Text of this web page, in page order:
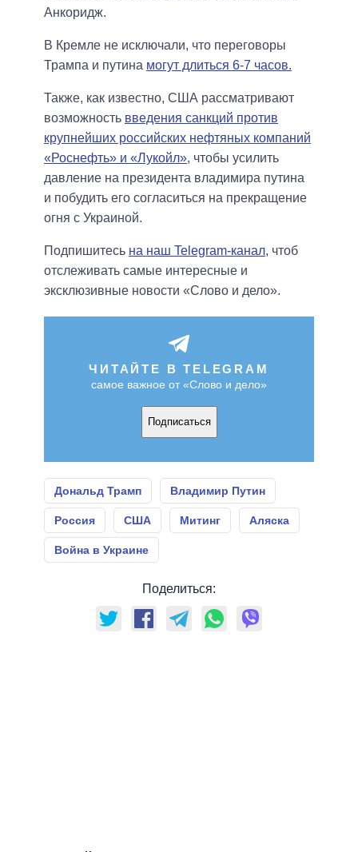
Анкоридж.
В Кремле не исключали, что переговоры
Трампа и путина могут длиться 6-7 часов.
Также, как известно, США рассматривают
возможность введения санкций против
крупнейших российских нефтяных компаний
«Роснефть» и «Лукойл», чтобы усилить
давление на президента владимира путина
и побудить его согласиться на прекращение
огня с Украиной.
Подпишитесь на наш Telegram-канал, чтоб
отслеживать самые интересные и
эксклюзивные новости «Слово и дело».
ЧИТАЙТЕ В TELEGRAM
самое важное от «Слово и дело»
Подписаться
Дональд Трамп Владимир Путин
Россия США Митинг Аляска
Война в Украине
Поделиться: